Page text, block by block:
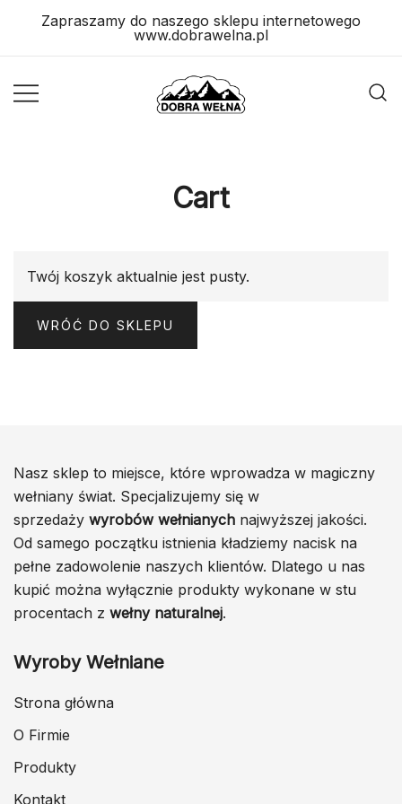
Zapraszamy do naszego sklepu internetowego
www.dobrawelna.pl
Cart
Twój koszyk aktualnie jest pusty.
WRÓĆ DO SKLEPU
Nasz sklep to miejsce, które wprowadza w magiczny
wełniany świat. Specjalizujemy się w
sprzedaży wyrobów wełnianych najwyższej jakości.
Od samego początku istnienia kładziemy nacisk na
pełne zadowolenie naszych klientów. Dlatego u nas
kupić można wyłącznie produkty wykonane w stu
procentach z wełny naturalnej.
Wyroby Wełniane
Strona główna
O Firmie
Produkty
Kontakt